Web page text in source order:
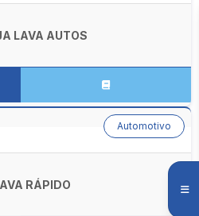
LAVA AUTOS
RÁPIDO
Automotivo